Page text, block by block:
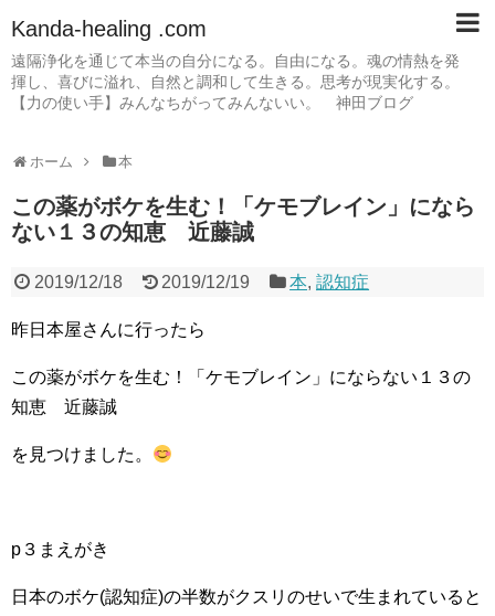
Kanda-healing .com
遠隔浄化を通じて本当の自分になる。自由になる。魂の情熱を発
揮し、喜びに溢れ、自然と調和して生きる。思考が現実化する。
【力の使い手】みんなちがってみんないい。 神田ブログ
ホーム 本
この薬がボケを生む！「ケモブレイン」になら
ない１３の知恵 近藤誠
2019/12/18 2019/12/19 本,認知症
昨日本屋さんに行ったら
この薬がボケを生む！「ケモブレイン」にならない１３の
知恵 近藤誠
を見つけました。
p３まえがき
日本のボケ(認知症)の半数がクスリのせいで生まれていると